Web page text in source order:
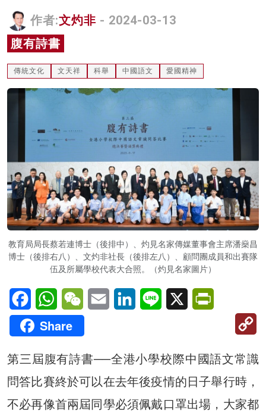
影片
名家榜
灼見活動
關於我們
作者:文灼非 - 2024-03-13
腹有詩書
傳統文化 文天祥 科舉 中國語文 愛國精神
教育局局長蔡若連博士（後排中）、灼見名家傳媒董事會主席潘燊昌
博士（後排右八）、文灼非社長（後排左八）、顧問團成員和出賽隊
伍及所屬學校代表大合照。（灼見名家圖片）
FacebookWhatsAppWeChatEmail LinkedInLine X
Share
第三屆腹有詩書──全港小學校際中國語文常識
問答比賽終於可以在去年後疫情的日子舉行時，
不必再像首兩屆同學必須佩戴口罩出場，大家都